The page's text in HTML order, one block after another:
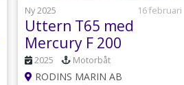
Ny 2025
16 februari
Uttern T65 med
Mercury F 200
2025 Motorbåt
RODINS MARIN AB